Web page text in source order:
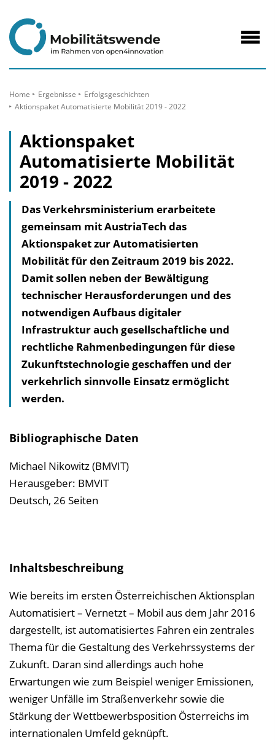
Inhalt
Home Ergebnisse
Erfolgs­geschichten
Aktionspaket Automatisierte Mobilität 2019 - 2022
Aktionspaket
Automatisierte Mobilität
2019 - 2022
Das Verkehrsministerium erarbeitete
gemeinsam mit AustriaTech das
Aktionspaket zur Automatisierten
Mobilität für den Zeitraum 2019 bis 2022.
Damit sollen neben der Bewältigung
technischer Herausforderungen und des
notwendigen Aufbaus digitaler
Infrastruktur auch gesellschaftliche und
rechtliche Rahmenbedingungen für diese
Zukunftstechnologie geschaffen und der
verkehrlich sinnvolle Einsatz ermöglicht
werden.
Bibliographische Daten
Michael Nikowitz (BMVIT)
Herausgeber: BMVIT
Deutsch, 26 Seiten
Inhaltsbeschreibung
Wie bereits im ersten Österreichischen Aktionsplan
Automatisiert – Vernetzt – Mobil aus dem Jahr 2016
dargestellt, ist automatisiertes Fahren ein zentrales
Thema für die Gestaltung des Verkehrssystems der
Zukunft. Daran sind allerdings auch hohe
Erwartungen wie zum Beispiel weniger Emissionen,
weniger Unfälle im Straßenverkehr sowie die
Stärkung der Wettbewerbsposition Österreichs im
internationalen Umfeld geknüpft.